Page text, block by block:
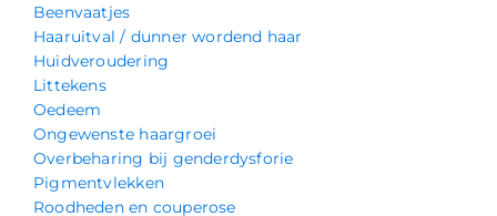
Beenvaatjes
Haaruitval / dunner wordend haar
Huidveroudering
Littekens
Oedeem
Ongewenste haargroei
Overbeharing bij genderdysforie
Pigmentvlekken
Roodheden en couperose